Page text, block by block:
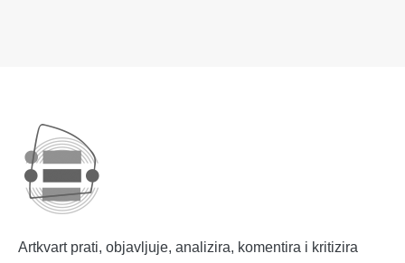
Artkvart prati, objavljuje, analizira, komentira i kritizira